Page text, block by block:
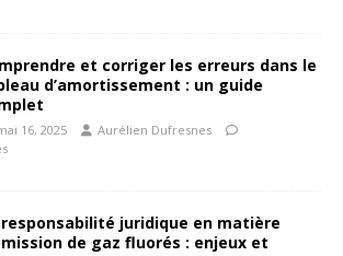
et corriger les erreurs dans le
d’amortissement : un guide
16, 2025
Aurélien Dufresnes
responsabilité juridique en matière
de gaz fluorés : enjeux et